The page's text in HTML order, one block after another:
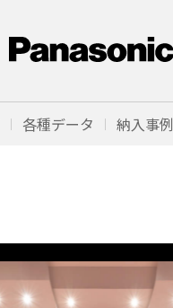
各種データ 納入事例